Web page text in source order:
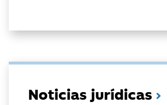
Noticias jurídicas